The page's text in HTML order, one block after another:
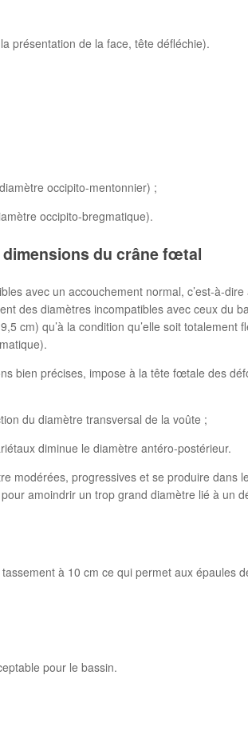
présentation de la face, tête défléchie).
occipito-mentonnier) ;
occipito-bregmatique).
du crâne fœtal
avec un accouchement normal, c’est-à-
des diamètres incompatibles avec ceux du
cm) qu’à la condition qu’elle soit
bien précises, impose à la tête fœtale des
du diamètre transversal de la voûte ;
diminue le diamètre antéro-postérieur.
modérées, progressives et se produire dans
amoindrir un trop grand diamètre lié à un
à 10 cm ce qui permet aux épaules
pour le bassin.